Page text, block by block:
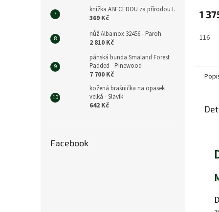
knížka ABECEDOU za přírodou I.
369 Kč
nůž Albainox 32456 - Paroh
2 810 Kč
pánská bunda Smaland Forest
Padded - Pinewood
7 700 Kč
kožená brašnička na opasek
velká - Slavík
642 Kč
Facebook
1
116